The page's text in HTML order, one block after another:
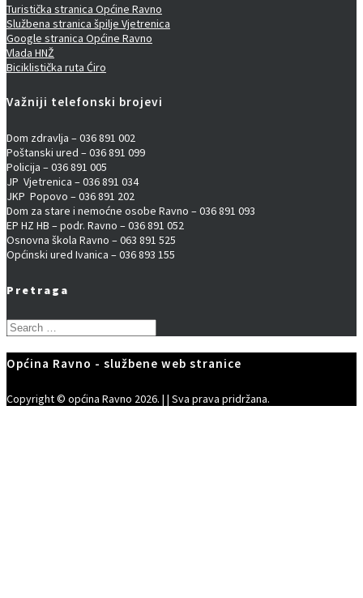
Turistička stranica Općine Ravno
Službena stranica špilje Vjetrenica
Google stranica Općine Ravno
Vlada HNŽ
Biciklistička ruta Ćiro
Važniji telefonski brojevi
Dom zdravlja – 036 891 002
Poštanski ured – 036 891 099
Policija – 036 891 005
JP Vjetrenica – 036 891 034
JKP Popovo – 036 891 202
Dom za stare i nemoćne osobe Ravno – 036 891 093
EP HZ HB – podr. Ravno – 036 891 052
Osnovna škola Ravno – 063 891 525
Općinski ured Ivanica – 036 893 155
Pretraga
Search
for:
Općina Ravno - službene web stranice
Copyright © općina Ravno 2026. | | Sva prava pridržana.